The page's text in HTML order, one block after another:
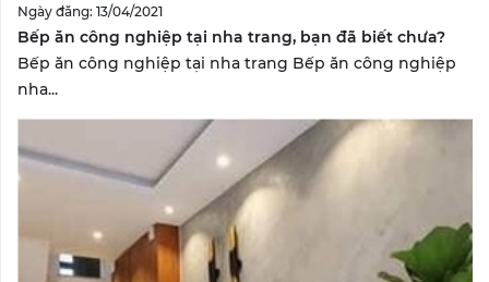
Ngày đăng: 13/04/2021
Bếp ăn công nghiệp tại nha trang, bạn đã biết chưa?
Bếp ăn công nghiệp tại nha trang Bếp ăn công nghiệp
nha...